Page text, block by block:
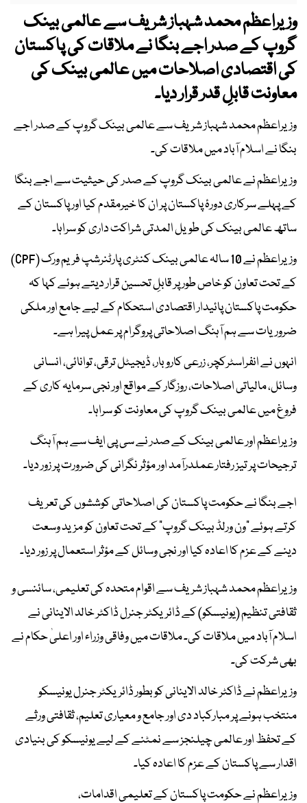
وزیراعظم محمد شہباز شریف سے عالمی بینک
گروپ کے صدر اجے بنگا نے ملاقات کی پاکستان
کی اقتصادی اصلاحات میں عالمی بینک کی
معاونت قابلِ قدر قرار دیا۔
وزیراعظم محمد شہباز شریف سے عالمی بینک گروپ کے صدر اجے
بنگا نے اسلام آباد میں ملاقات کی۔
وزیراعظم نے عالمی بینک گروپ کے صدر کی حیثیت سے اجے بنگا
کے پہلے سرکاری دورۂ پاکستان پر ان کا خیرمقدم کیا اور پاکستان کے
ساتھ عالمی بینک کی طویل المدتی شراکت داری کو سراہا۔
وزیراعظم نے 10 سالہ عالمی بینک کنٹری پارٹنرشپ فریم ورک (CPF)
کے تحت تعاون کو خاص طور پر قابلِ تحسین قرار دیتے ہوئے کہا کہ
حکومت پاکستان پائیدار اقتصادی استحکام کے لیے جامع اور ملکی
ضروریات سے ہم آہنگ اصلاحاتی پروگرام پر عمل پیرا ہے۔
انہوں نے انفراسٹرکچر، زرعی کاروبار، ڈیجیٹل ترقی، توانائی، انسانی
وسائل، مالیاتی اصلاحات، روزگار کے مواقع اور نجی سرمایہ کاری کے
فروغ میں عالمی بینک گروپ کی معاونت کو سراہا۔
وزیراعظم اور عالمی بینک کے صدر نے سی پی ایف سے ہم آہنگ
ترجیحات پر تیز رفتار عملدرآمد اور مؤثر نگرانی کی ضرورت پر زور دیا۔
اجے بنگا نے حکومت پاکستان کی اصلاحاتی کوششوں کی تعریف
کرتے ہوئے "ون ورلڈ بینک گروپ" کے تحت تعاون کو مزید وسعت
دینے کے عزم کا اعادہ کیا اور نجی وسائل کے مؤثر استعمال پر زور دیا۔
وزیراعظم محمد شہباز شریف سے اقوام متحدہ کی تعلیمی، سائنسی و
ثقافتی تنظیم (یونیسکو) کے ڈائریکٹر جنرل ڈاکٹر خالد الاینانی نے
اسلام آباد میں ملاقات کی۔ ملاقات میں وفاقی وزراء اور اعلیٰ حکام نے
بھی شرکت کی۔
وزیراعظم نے ڈاکٹر خالد الاینانی کو بطور ڈائریکٹر جنرل یونیسکو
منتخب ہونے پر مبارکباد دی اور جامع و معیاری تعلیم، ثقافتی ورثے
کے تحفظ اور عالمی چیلنجز سے نمٹنے کے لیے یونیسکو کی بنیادی
اقدار سے پاکستان کے عزم کا اعادہ کیا۔
وزیراعظم نے حکومت پاکستان کے تعلیمی اقدامات،